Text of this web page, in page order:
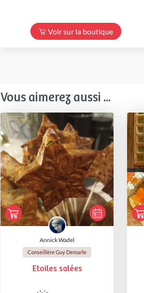
Voir sur la boutique
Vous aimerez aussi ...
Annick Wadel
Conseillère Guy Demarle
Etoiles salées